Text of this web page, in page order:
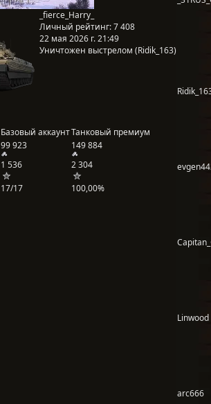
_fierce_Harry_
Личный рейтинг:7 408
22 мая 2026 г. 21:49
Уничтожен выстрелом (Ridik_163)
Базовый аккаунтТанковый премиум
99 923 149 884
1 536
2 304
17/17 100,00%
Linwood
arc666